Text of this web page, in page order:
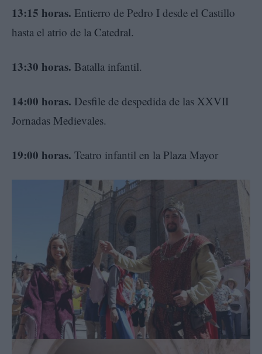
13:15 horas. Entierro de Pedro I desde el Castillo
hasta el atrio de la Catedral.
13:30 horas. Batalla infantil.
14:00 horas. Desfile de despedida de las XXVII
Jornadas Medievales.
19:00 horas. Teatro infantil en la Plaza Mayor